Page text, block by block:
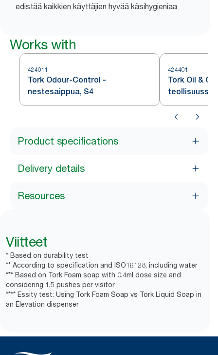
edistää kaikkien käyttäjien hyvää käsihygieniaa
Works with
424011
Tork Odour-Control -
nestesaippua, S4
424401
Tork Oil &
Product specifications
Delivery details
Resources
Viitteet
* Based on durability test
** According to specification and ISO16128, including water
*** Based on Tork Foam soap with 0,4ml dose size and
considering 1,5 pushes per visitor
**** Essity test: Using Tork Foam Soap vs Tork Liquid Soap in
an Elevation dispenser